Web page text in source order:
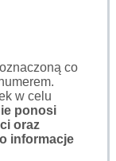
co
w celu
ponosi
oraz
informacje